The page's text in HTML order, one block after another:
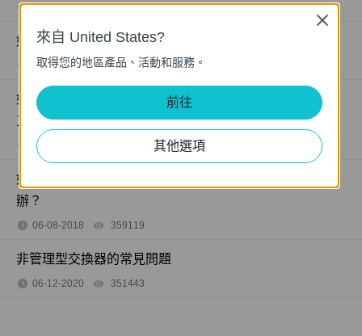
06-06-2018 407202views
如果非管理型交換器上的網路指示燈熄滅，我該怎麼辦？
06-08-2018 415708views
如果我的電腦在透過網路線連接到非管理型交換器時無法
正常使用，我該怎麼辦？
05-22-2018 views
如果電腦連接到非管理型交換器時網路速度很慢，該怎麼
辦？
06-08-2018 359119
非管理型交換器的常見問題
06-12-2020 351443
來自 United States?
取得您的地區產品、活動和服務。
前往
其他選項
Close